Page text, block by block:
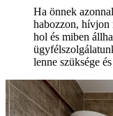
Ha önnek
habozzon, hívjon
hol és miben
lenne szüksége